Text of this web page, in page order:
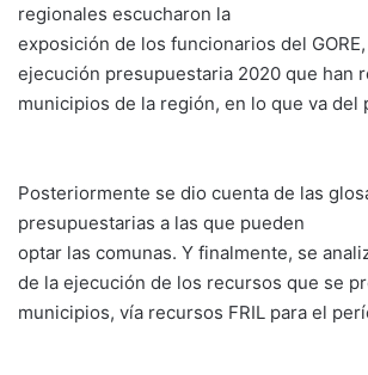
regionales escucharon la
exposición de los funcionarios del
ejecución presupuestaria 2020 que han
municipios de la región, en lo que va del
Posteriormente se dio cuenta de las
presupuestarias a las que pueden
optar las comunas. Y finalmente, se
de la ejecución de los recursos que se
municipios, vía recursos FRIL para el